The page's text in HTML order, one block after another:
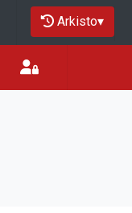
Arkisto▾